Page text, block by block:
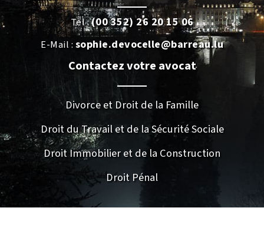
Tel :(00 352) 26 20 15 06
E-Mail : sophie.devocelle@barreau.lu
Contactez votre avocat
Divorce et Droit de la Famille
Droit du Travail et de la Sécurité Sociale
Droit Immobilier et de la Construction
Droit Pénal